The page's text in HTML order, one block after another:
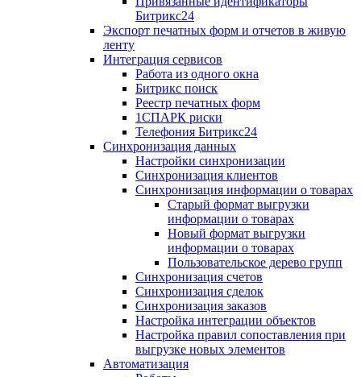
Битрикс24
Экспорт печатных форм и отчетов в живую
ленту
Интеграция сервисов
Работа из одного окна
Битрикс поиск
Реестр печатных форм
1СПАРК риски
Телефония Битрикс24
Синхронизация данных
Настройки синхронизации
Синхронизация клиентов
Синхронизация информации о товарах
Старый формат выгрузки
информации о товарах
Новый формат выгрузки
информации о товарах
Пользовательское дерево групп
Синхронизация счетов
Синхронизация сделок
Синхронизация заказов
Настройка интеграции объектов
Настройка правил сопоставления при
выгрузке новых элементов
Автоматизация